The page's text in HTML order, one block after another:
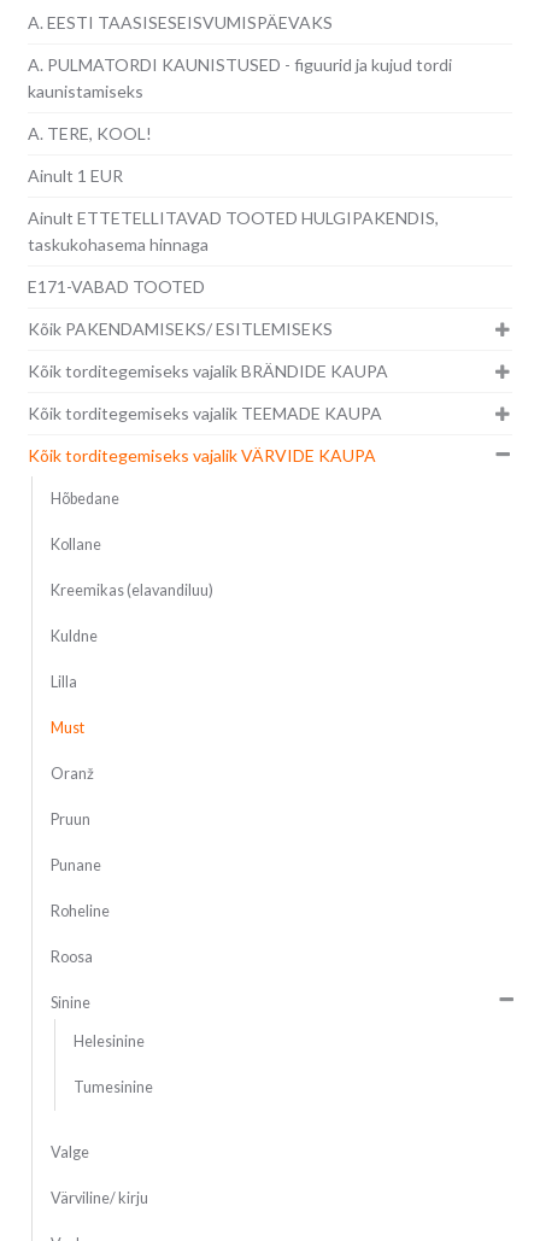
A. EESTI TAASISESEISVUMISPÄEVAKS
A. PULMATORDI KAUNISTUSED - figuurid ja kujud tordi
kaunistamiseks
A. TERE, KOOL!
Ainult 1 EUR
Ainult ETTETELLITAVAD TOOTED HULGIPAKENDIS,
taskukohasema hinnaga
E171-VABAD TOOTED
Kõik PAKENDAMISEKS/ ESITLEMISEKS
Kõik torditegemiseks vajalik BRÄNDIDE KAUPA
Kõik torditegemiseks vajalik TEEMADE KAUPA
Kõik torditegemiseks vajalik VÄRVIDE KAUPA
Hõbedane
Kollane
Kreemikas (elavandiluu)
Kuldne
Lilla
Must
Oranž
Pruun
Punane
Roheline
Roosa
Sinine
Helesinine
Tumesinine
Valge
Värviline/ kirju